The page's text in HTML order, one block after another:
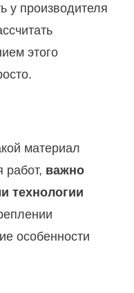
у производителя
этого
материал
работ, важно
технологии
особенности